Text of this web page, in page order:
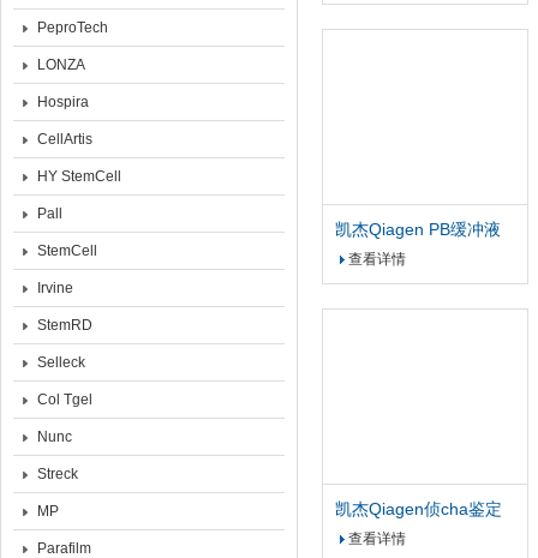
PeproTech
LONZA
Hospira
CellArtis
HY StemCell
Pall
StemCell
Irvine
StemRD
Selleck
Col Tgel
Nunc
Streck
MP
Parafilm
凯杰Qiagen PB缓冲液
Buffer PB 500ml
查看详情
凯杰Qiagen侦cha鉴定
基因组DNA提qu试剂盒
查看详情